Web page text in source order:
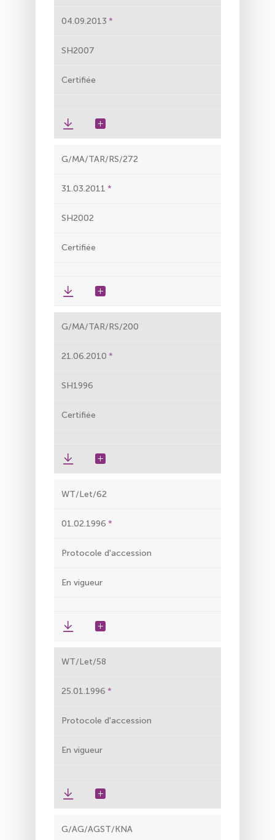
04.09.2013
SH2007
Certifiée
G/MA/TAR/RS/272
31.03.2011
SH2002
Certifiée
G/MA/TAR/RS/200
21.06.2010
SH1996
Certifiée
WT/Let/62
01.02.1996
Protocole d'accession
En vigueur
WT/Let/58
25.01.1996
Protocole d'accession
En vigueur
G/AG/AGST/KNA